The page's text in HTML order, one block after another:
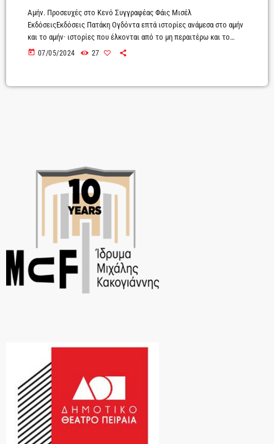
Αμήν. Προσευχές στο Κενό Συγγραφέας Φάις Μισέλ
ΕκδόσειςΕκδόσεις Πατάκη Ογδόντα επτά ιστορίες ανάµεσα στο αµήν
και το αµήν· ιστορίες που έλκονται από το µη περαιτέρω και το
γένοιτο/έτσι ας γίνει (αµέν – εβραϊστί: אמן)· κείµενα που
φάρσα, ο θάνατος ως περιέργεια ζωής κόβουν και ράβουν αυτό το
today 07/05/2024 27